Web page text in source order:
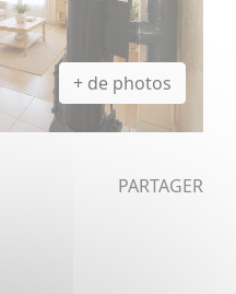
+ de photos
PARTAGER